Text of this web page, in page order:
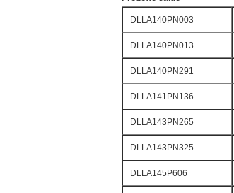
DLLA140PN003
DLLA140PN013
DLLA140PN291
DLLA141PN136
DLLA143PN265
DLLA143PN325
DLLA145P606